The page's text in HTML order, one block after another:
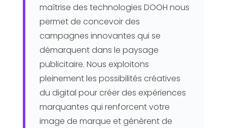
maîtrise des technologies DOOH nous
permet de concevoir des
campagnes innovantes qui se
démarquent dans le paysage
publicitaire. Nous exploitons
pleinement les possibilités créatives
du digital pour créer des expériences
marquantes qui renforcent votre
image de marque et génèrent de